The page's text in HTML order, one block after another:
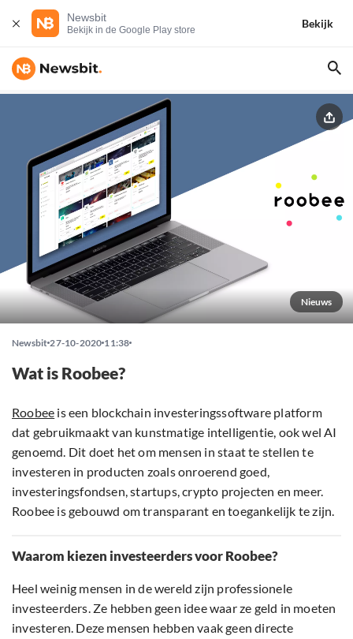
Newsbit
Bekijk in de Google Play store
Bekijk
Nieuws
Newsbit 27-10-2020 11:38
Wat is Roobee?
Roobee is een blockchain investeringssoftware platform
dat gebruikmaakt van kunstmatige intelligentie, ook wel AI
genoemd. Dit doet het om mensen in staat te stellen te
investeren in producten zoals onroerend goed,
investeringsfondsen, startups, crypto projecten en meer.
Roobee is gebouwd om transparant en toegankelijk te zijn.
Waarom kiezen investeerders voor Roobee?
Heel weinig mensen in de wereld zijn professionele
investeerders. Ze hebben geen idee waar ze geld in moeten
investeren. Deze mensen hebben vaak geen directe